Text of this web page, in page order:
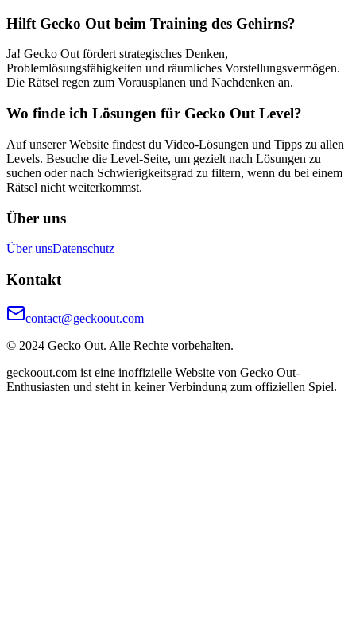
Hilft Gecko Out beim Training des Gehirns?
Ja! Gecko Out fördert strategisches Denken,
Problemlösungsfähigkeiten und räumliches Vorstellungsvermögen.
Die Rätsel regen zum Vorausplanen und Nachdenken an.
Wo finde ich Lösungen für Gecko Out Level?
Auf unserer Website findest du Video-Lösungen und Tipps zu allen
Levels. Besuche die Level-Seite, um gezielt nach Lösungen zu
suchen oder nach Schwierigkeitsgrad zu filtern, wenn du bei einem
Rätsel nicht weiterkommst.
Über uns
Über unsDatenschutz
Kontakt
contact@geckoout.com
© 2024 Gecko Out. Alle Rechte vorbehalten.
geckoout.com ist eine inoffizielle Website von Gecko Out-
Enthusiasten und steht in keiner Verbindung zum offiziellen Spiel.